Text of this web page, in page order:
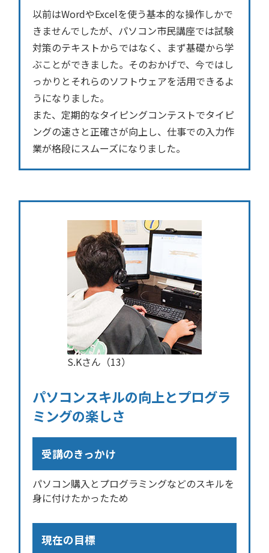
以前はWordやExcelを使う基本的な操作しかで
きませんでしたが、パソコン市民講座では試験
対策のテキストからではなく、まず基礎から学
ぶことができました。そのおかげで、今ではし
っかりとそれらのソフトウェアを活用できるよ
うになりました。
また、定期的なタイピングコンテストでタイピ
ングの速さと正確さが向上し、仕事での入力作
業が格段にスムーズになりました。
S.Kさん（13）
パソコンスキルの向上とプログラ
ミングの楽しさ
受講のきっかけ
パソコン購入とプログラミングなどのスキルを
身に付けたかったため
現在の目標